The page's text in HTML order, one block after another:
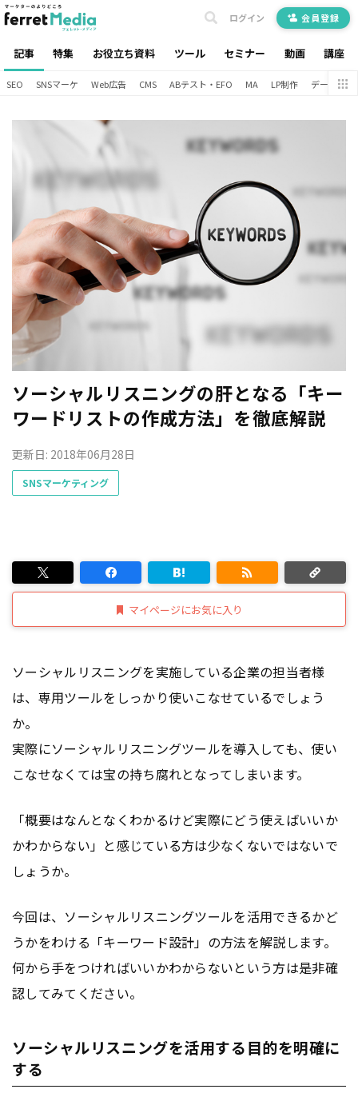
記事 特集 お役立ち資料 ツール セミナー 動画 講座
ログイン 会員登録
SEO SNSマーケ Web広告 CMS ABテスト・EFO MA LP制作 データ分析
ソーシャルリスニングの肝となる「キー
ワードリストの作成方法」を徹底解説
更新日: 2018年06月28日
SNSマーケティング
マイページにお気に入り
ソーシャルリスニングを実施している企業の担当者様
は、専用ツールをしっかり使いこなせているでしょう
か。
実際にソーシャルリスニングツールを導入しても、使い
こなせなくては宝の持ち腐れとなってしまいます。
「概要はなんとなくわかるけど実際にどう使えばいいか
かわからない」と感じている方は少なくないではないで
しょうか。
今回は、ソーシャルリスニングツールを活用できるかど
うかをわける「キーワード設計」の方法を解説します。
何から手をつければいいかわからないという方は是非確
認してみてください。
ソーシャルリスニングを活用する目的を明確に
する